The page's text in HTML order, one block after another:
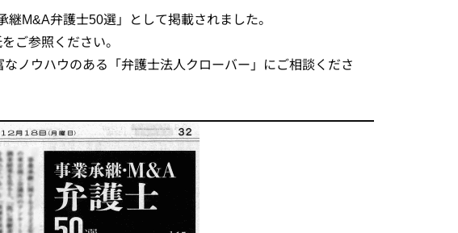
M&A弁護士50選」として掲載されました。
ご参照ください。
ノウハウのある「弁護士法人クローバー」にご相談くださ